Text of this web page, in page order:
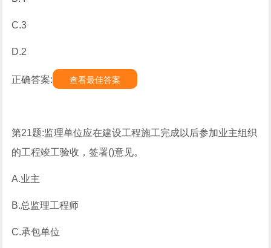
C.3
D.2
正确答案: 查看最佳答案
第21题:监理单位应在建设工程施工完成以后参加业主组织
的工程竣工验收，签署()意见。
A.业主
B.总监理工程师
C.承包单位